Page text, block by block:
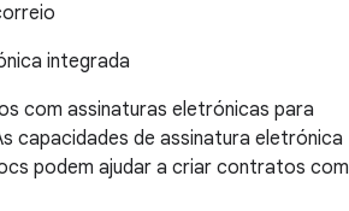
integrada
com assinaturas eletrónicas para
capacidades de assinatura eletrónica
podem ajudar a criar contratos com